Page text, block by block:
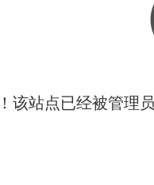
该站点已经被管理